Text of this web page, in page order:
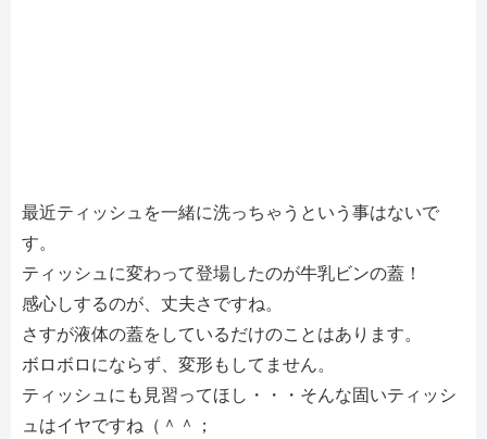
最近ティッシュを一緒に洗っちゃうという事はないで
す。
ティッシュに変わって登場したのが牛乳ビンの蓋！
感心しするのが、丈夫さですね。
さすが液体の蓋をしているだけのことはあります。
ボロボロにならず、変形もしてません。
ティッシュにも見習ってほし・・・そんな固いティッシ
ュはイヤですね（＾＾；